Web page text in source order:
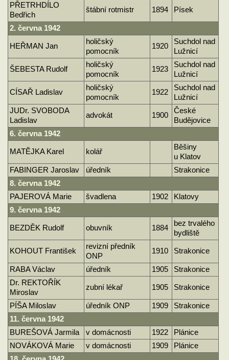
PŘETRHDÍLO
Bedřich
štábní rotmistr 1894 Písek
2. června 1942
HEŘMAN Jan
holičský
pomocník
1920
Suchdol nad
Lužnicí
ŠEBESTA Rudolf
holičský
pomocník
1923
Suchdol nad
Lužnicí
CÍSAŘ Ladislav
holičský
pomocník
1922
Suchdol nad
Lužnicí
JUDr. SVOBODA
Ladislav
advokát 1900
České
Budějovice
6. června 1942
MATĚJKA Karel kolář
Běšiny
u Klatov
FABINGER Jaroslav
úředník
Strakonice
8. června 1942
PAJEROVÁ Marie
švadlena 1902
Klatovy
9. června 1942
BEZDĚK Rudolf obuvník 1884
bez trvalého
bydliště
KOHOUT František
revizní předník
ONP
1910 Strakonice
RABA Václav úředník 1905
Strakonice
Dr. REKTOŘÍK
Miroslav
zubní lékař 1905 Strakonice
PÍŠA Miloslav úředník ONP 1909
Strakonice
11. června 1942
BUREŠOVÁ Jarmila
v domácnosti 1922
Plánice
NOVÁKOVÁ Marie
v domácnosti 1909
Plánice